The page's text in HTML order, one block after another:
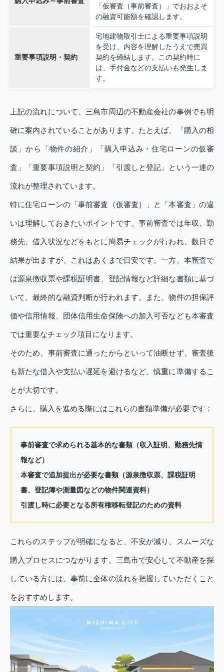
「仮審査（事前審査）」でおおよそ
の融資可能額を確認します。
重要事項説明・契約
宅地建物取引士による重要事項説明
を受け、内容を理解したうえで売買
契約を締結します。この契約時に
は、手付金などの支払いも発生しま
す。
上記の流れについて、三島市周辺の不動産会社の事例でも明
確に案内されていることがあります。たとえば、「購入の相
談」から「物件の紹介」「購入申込み・住宅ローンの仮審
査」「重要事項説明と契約」「引渡しと登記」という一連の
流れが整理されています。
特に住宅ローンの「事前審査（仮審査）」と「本審査」の違
いは理解しておきたいポイントです。事前審査では年収、勤
務先、借入状況などをもとに簡易チェックが行われ、数日で
結果が出ますが、これはあくまで目安です。一方、本審査で
は源泉徴収票や課税証明書、登記情報など詳細な書類に基づ
いて、最終的な融資判断が行われます。また、物件の担保評
価や信用情報、団体信用生命保険への加入可否なども本審査
では重要なチェック項目になります。
そのため、事前審査に通ったからといって油断せず、審査後
も新たな借入や支払い遅延を避けるなど、慎重に準備するこ
とが大切です。
さらに、購入を進める際にはこれらの書類準備が必要です：
事前審査で求められる基本的な書類（収入証明、勤務先情
報など）
本審査で追加提出が必要な書類（源泉徴収票、課税証明
書、登記簿や測量図などの物件関連資料）
引渡し時に必要となる所有権移転登記のための資料
これらのステップが明確になると、不安が減り、スムーズな
購入プロセスにつながります。三島市で安心して不動産を探
している方には、事前に全体の流れを把握していただくこと
をおすすめします。